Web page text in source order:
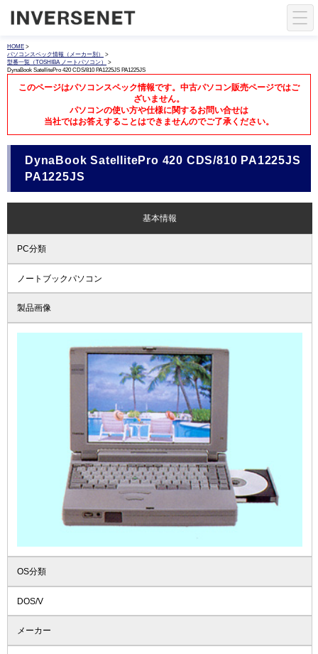
HOME >
パソコンスペック情報（メーカー別）
>
型番一覧（TOSHIBA ノートパソコン）
>
DynaBook SatellitePro 420 CDS/810 PA1225JS PA1225JS
このページはパソコンスペック情報です。中古パソコン販売ページではご
ざいません。
パソコンの使い方や仕様に関するお問い合せは
当社ではお答えすることはできませんのでご了承ください。
DynaBook SatellitePro 420 CDS/810 PA1225JS
PA1225JS
基本情報
PC分類
ノートブックパソコン
製品画像
OS分類
DOS/V
メーカー